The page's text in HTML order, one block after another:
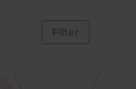
Filter